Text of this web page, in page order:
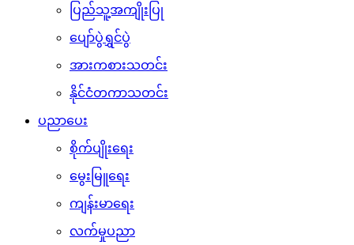
ပြည်သူ့အကျိုးပြု
ပျော်ပွဲရွှင်ပွဲ
အားကစားသတင်း
နိုင်ငံတကာသတင်း
ပညာပေး
စိုက်ပျိုးရေး
မွေးမြူရေး
ကျန်းမာရေး
လက်မှုပညာ